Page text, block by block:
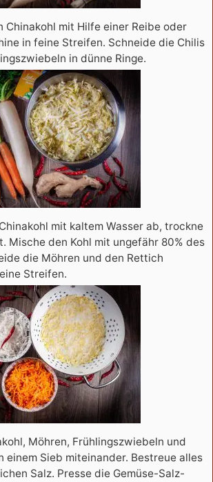
Chinakohl mit Hilfe einer Reibe oder
in feine Streifen. Schneide die Chilis
in dünne Ringe.
mit kaltem Wasser ab, trockne
Mische den Kohl mit ungefähr 80% des
die Möhren und den Rettich
Streifen.
Möhren, Frühlingszwiebeln und
einem Sieb miteinander. Bestreue alles
Salz. Presse die Gemüse-Salz-